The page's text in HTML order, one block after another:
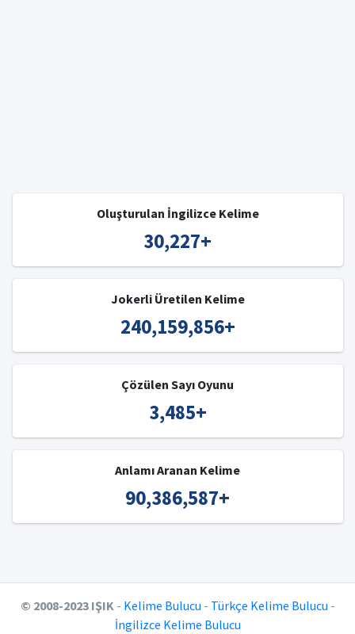
Oluşturulan İngilizce Kelime
30,227+
Jokerli Üretilen Kelime
240,159,856+
Çözülen Sayı Oyunu
3,485+
Anlamı Aranan Kelime
90,386,587+
© 2008-2023 IŞIK- Kelime Bulucu - Türkçe Kelime Bulucu -
İngilizce Kelime Bulucu